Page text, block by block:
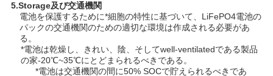
5.Storage及び交通機関
電池を保護するために*細胞の特性に基づいて、LiFePO4電池の
パックの交通機関のための適切な環境は作成される必要があ
る。
*電池は乾燥し、きれい、陰、そしてwell-ventilatedである製品
の家-20℃~35℃にとどまられるべきである。
*電池は交通機関の間に50% SOCで貯えられるべきであ